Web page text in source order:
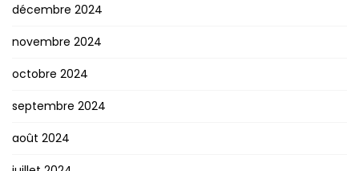
décembre 2024
novembre 2024
octobre 2024
septembre 2024
août 2024